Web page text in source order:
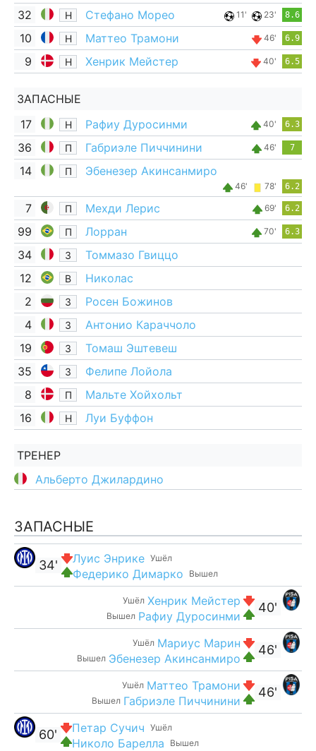
32 Н Стефано Морео 11' 23' 8.6
10 Н Маттео Трамони 46' 6.9
9 Н Хенрик Мейстер 40' 6.5
ЗАПАСНЫЕ
17
Н Рафиу Дуросинми 40' 6.3
36 П Габриэле Пиччинини 46' 7
14 П Эбенезер Акинсанмиро
46' 78' 6.2
7 П Мехди Лерис 69' 6.2
99 П Лорран 70' 6.3
34 З
Томмазо Гвиццо
12
В
Николас
2
З
Росен Божинов
4
З
Антонио Караччоло
19
З
Томаш Эштевеш
35
З
Фелипе Лойола
8
П
Мальте Хойхольт
16
Н Луи Буффон
ТРЕНЕР
Альберто Джилардино
ЗАПАСНЫЕ
Ушёл
Луис Энрике
Вышел
Федерико Димарко
34'
40'
Ушёл Хенрик Мейстер
Вышел Рафиу Дуросинми
46'
Ушёл Мариус Марин
Вышел Эбенезер Акинсанмиро
46'
Ушёл Маттео Трамони
Вышел Габриэле Пиччинини
Ушёл
Петар Сучич
Вышел
Николо Барелла
60'